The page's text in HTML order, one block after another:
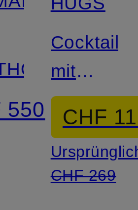
550
mit
Volants
CHF
CHF 269